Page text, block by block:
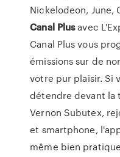
Nickelodeon, June,
Canal Plusavec
Canal Plus vous
émissions sur de
votre pur plaisir. Si
détendre devant la
Vernon Subutex,
et smartphone,
même bien